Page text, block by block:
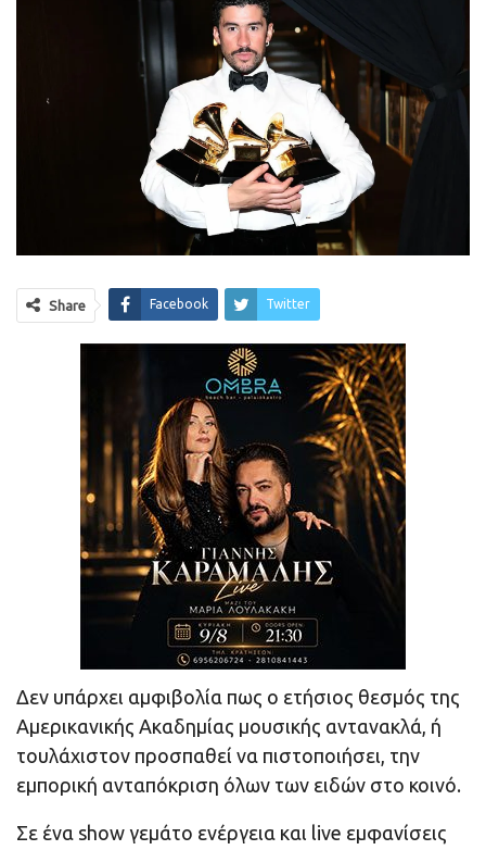
Share Facebook Twitter
Δεν υπάρχει αμφιβολία πως ο ετήσιος θεσμός της
Αμερικανικής Ακαδημίας μουσικής αντανακλά, ή
τουλάχιστον προσπαθεί να πιστοποιήσει, την
εμπορική ανταπόκριση όλων των ειδών στο κοινό.
Σε ένα show γεμάτο ενέργεια και live εμφανίσεις